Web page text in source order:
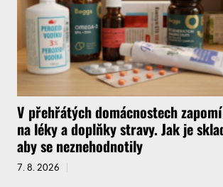
V přehřátých domácnostech
na léky a doplňky stravy. Jak je
aby se neznehodnotily
7. 8. 2026